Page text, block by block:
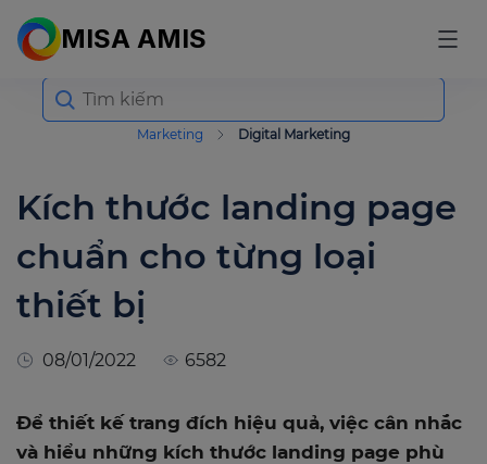
MISA AMIS
Marketing Digital Marketing
Search
for:
Kích thước landing page
chuẩn cho từng loại
thiết bị
08/01/2022 6582
Để thiết kế trang đích hiệu quả, việc cân nhắc
và hiểu những kích thước landing page phù